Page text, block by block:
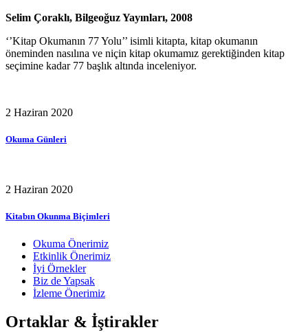
Selim Çoraklı, Bilgeoğuz Yayınları, 2008
‘’Kitap Okumanın 77 Yolu’’ isimli kitapta, kitap okumanın
öneminden nasılına ve niçin kitap okumamız gerektiğinden kitap
seçimine kadar 77 başlık altında inceleniyor.
2 Haziran 2020
Okuma Günleri
2 Haziran 2020
Kitabın Okunma Biçimleri
Okuma Önerimiz
Etkinlik Önerimiz
İyi Örnekler
Biz de Yapsak
İzleme Önerimiz
Ortaklar & İştirakler